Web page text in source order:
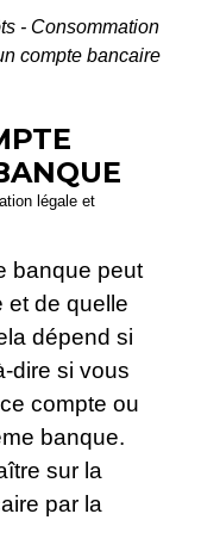
- Consommation
compte bancaire
légale et
banque peut
et de quelle
dépend si
dire si vous
compte ou
banque.
sur la
par la